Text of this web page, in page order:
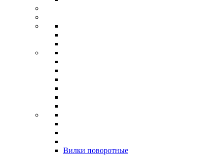
Вилки поворотные